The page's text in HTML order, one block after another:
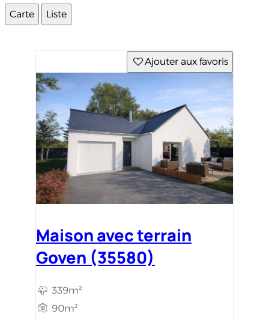
Carte Liste
Ajouter aux favoris
Maison avec terrain
Goven (35580)
339m²
90m²